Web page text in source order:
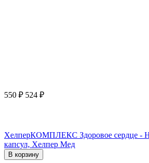
550 ₽ 524 ₽
ХелперКОМПЛЕКС Здоровое сердце -
капсул, Хелпер Мед
В корзину